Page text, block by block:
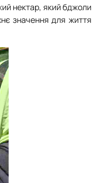
нектар, який бджоли
значення для життя